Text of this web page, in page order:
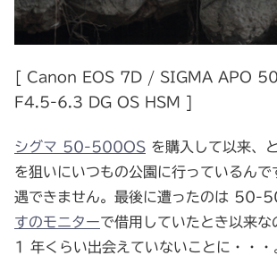
[ Canon EOS 7D / SIGMA APO
F4.5-6.3 DG OS HSM ]
シグマ 50-500OS を購入して以来、
を狙いにいつもの公園に行っているんで
遇できません。最後に遭ったのは 50-
すのモニターで借用していたとき以来な
1 年くらい出会えていないことに・・・